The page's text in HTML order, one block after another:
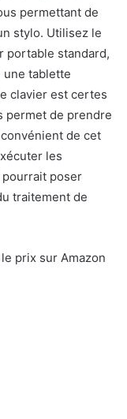
permettant de
stylo. Utilisez le
portable standard,
une tablette
clavier est certes
permet de prendre
de cet
les
poser
traitement de
prix sur Amazon